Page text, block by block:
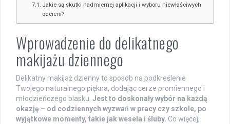
Jakie są skutki nadmiernej aplikacji i wyboru niewłaściwych
odcieni?
Wprowadzenie do delikatnego
makijażu dziennego
Delikatny makijaż dzienny to sposób na podkreślenie
Twojego naturalnego piękna, dodając cerze promiennego i
młodzieńczego blasku. Jest to doskonały wybór na każdą
okazję – od codziennych wyzwań w pracy czy szkole, po
wyjątkowe momenty, takie jak wesela i śluby. Co więcej,